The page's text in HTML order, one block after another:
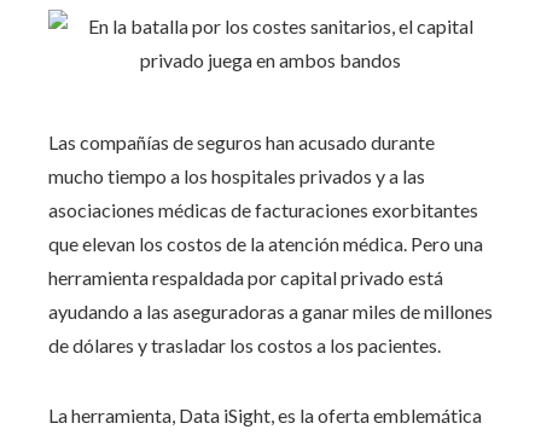
Las compañías de seguros han acusado durante
mucho tiempo a los hospitales privados y a las
asociaciones médicas de facturaciones exorbitantes
que elevan los costos de la atención médica. Pero una
herramienta respaldada por capital privado está
ayudando a las aseguradoras a ganar miles de millones
de dólares y trasladar los costos a los pacientes.
La herramienta, Data iSight, es la oferta emblemática